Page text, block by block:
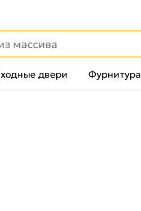
двери Фурнитура